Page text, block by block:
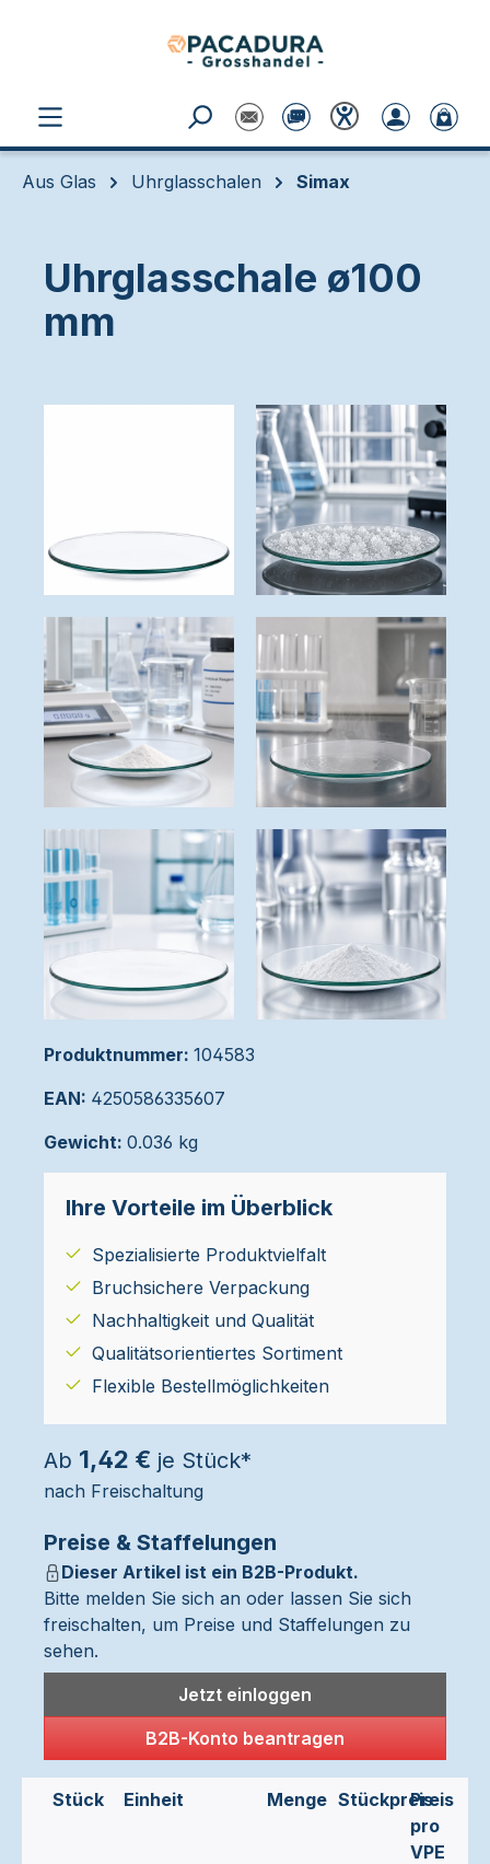
Aus Glas Uhrglasschalen Simax
Uhrglasschale ø100
mm
Produktnummer: 104583
EAN: 4250586335607
Gewicht: 0.036 kg
Ihre Vorteile im Überblick
Spezialisierte Produktvielfalt
Bruchsichere Verpackung
Nachhaltigkeit und Qualität
Qualitätsorientiertes Sortiment
Flexible Bestellmöglichkeiten
Ab 1,42 € je Stück*
nach Freischaltung
Preise & Staffelungen
Dieser Artikel ist ein B2B-Produkt.
Bitte melden Sie sich an oder lassen Sie sich
freischalten, um Preise und Staffelungen zu
sehen.
Jetzt einloggen
B2B-Konto beantragen
Stück Einheit Menge StückpreisPreis
pro
VPE